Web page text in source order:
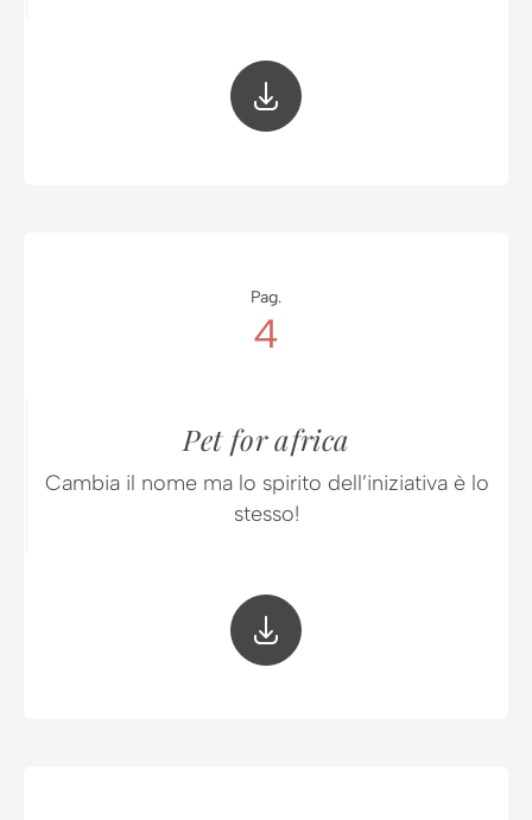
Pag.
4
Pet for africa
Cambia il nome ma lo spirito dell’iniziativa è lo
stesso!